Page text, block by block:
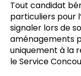
Tout candidat
particuliers pour
signaler lors de
aménagements
uniquement à la
le Service